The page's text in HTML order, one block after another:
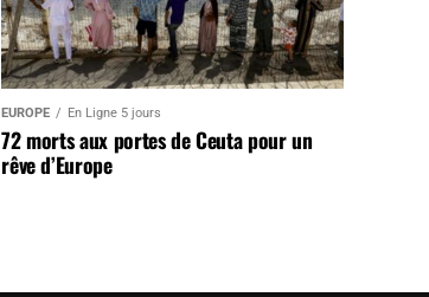
EUROPE En Ligne 5 jours
72 morts aux portes de Ceuta pour un
rêve d’Europe